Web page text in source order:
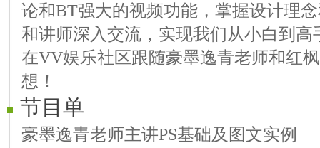
论和BT强大的视频功能，掌握设计理
和讲师深入交流，实现我们从小白到
在VV娱乐社区跟随豪墨逸青老师和红
想！
节目单
豪墨逸青老师主讲PS基础及图文实例